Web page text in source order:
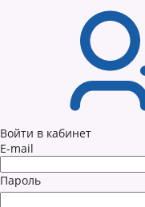
Войти в кабинет
E-mail
Пароль